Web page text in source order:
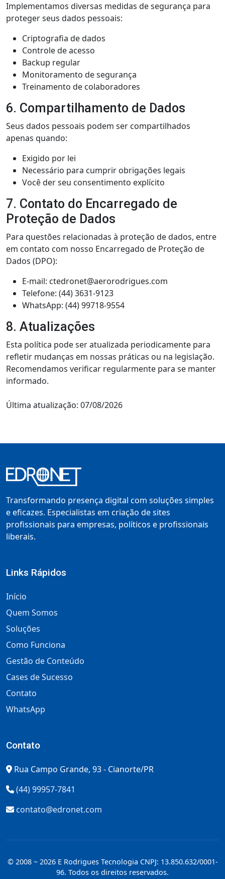
Implementamos diversas medidas de segurança para
proteger seus dados pessoais:
Criptografia de dados
Controle de acesso
Backup regular
Monitoramento de segurança
Treinamento de colaboradores
6. Compartilhamento de Dados
Seus dados pessoais podem ser compartilhados
apenas quando:
Exigido por lei
Necessário para cumprir obrigações legais
Você der seu consentimento explícito
7. Contato do Encarregado de
Proteção de Dados
Para questões relacionadas à proteção de dados, entre
em contato com nosso Encarregado de Proteção de
Dados (DPO):
E-mail: ctedronet@aerorodrigues.com
Telefone: (44) 3631-9123
WhatsApp: (44) 99718-9554
8. Atualizações
Esta política pode ser atualizada periodicamente para
refletir mudanças em nossas práticas ou na legislação.
Recomendamos verificar regularmente para se manter
informado.
Última atualização: 07/08/2026
Transformando presença digital com soluções simples
e eficazes. Especialistas em criação de sites
profissionais para empresas, políticos e profissionais
liberais.
Links Rápidos
Início
Quem Somos
Soluções
Como Funciona
Gestão de Conteúdo
Cases de Sucesso
Contato
WhatsApp
Contato
Rua Campo Grande, 93 - Cianorte/PR
(44) 99957-7841
contato@edronet.com
© 2008 ~ 2026 E Rodrigues Tecnologia CNPJ: 13.850.632/0001-
96. Todos os direitos reservados.